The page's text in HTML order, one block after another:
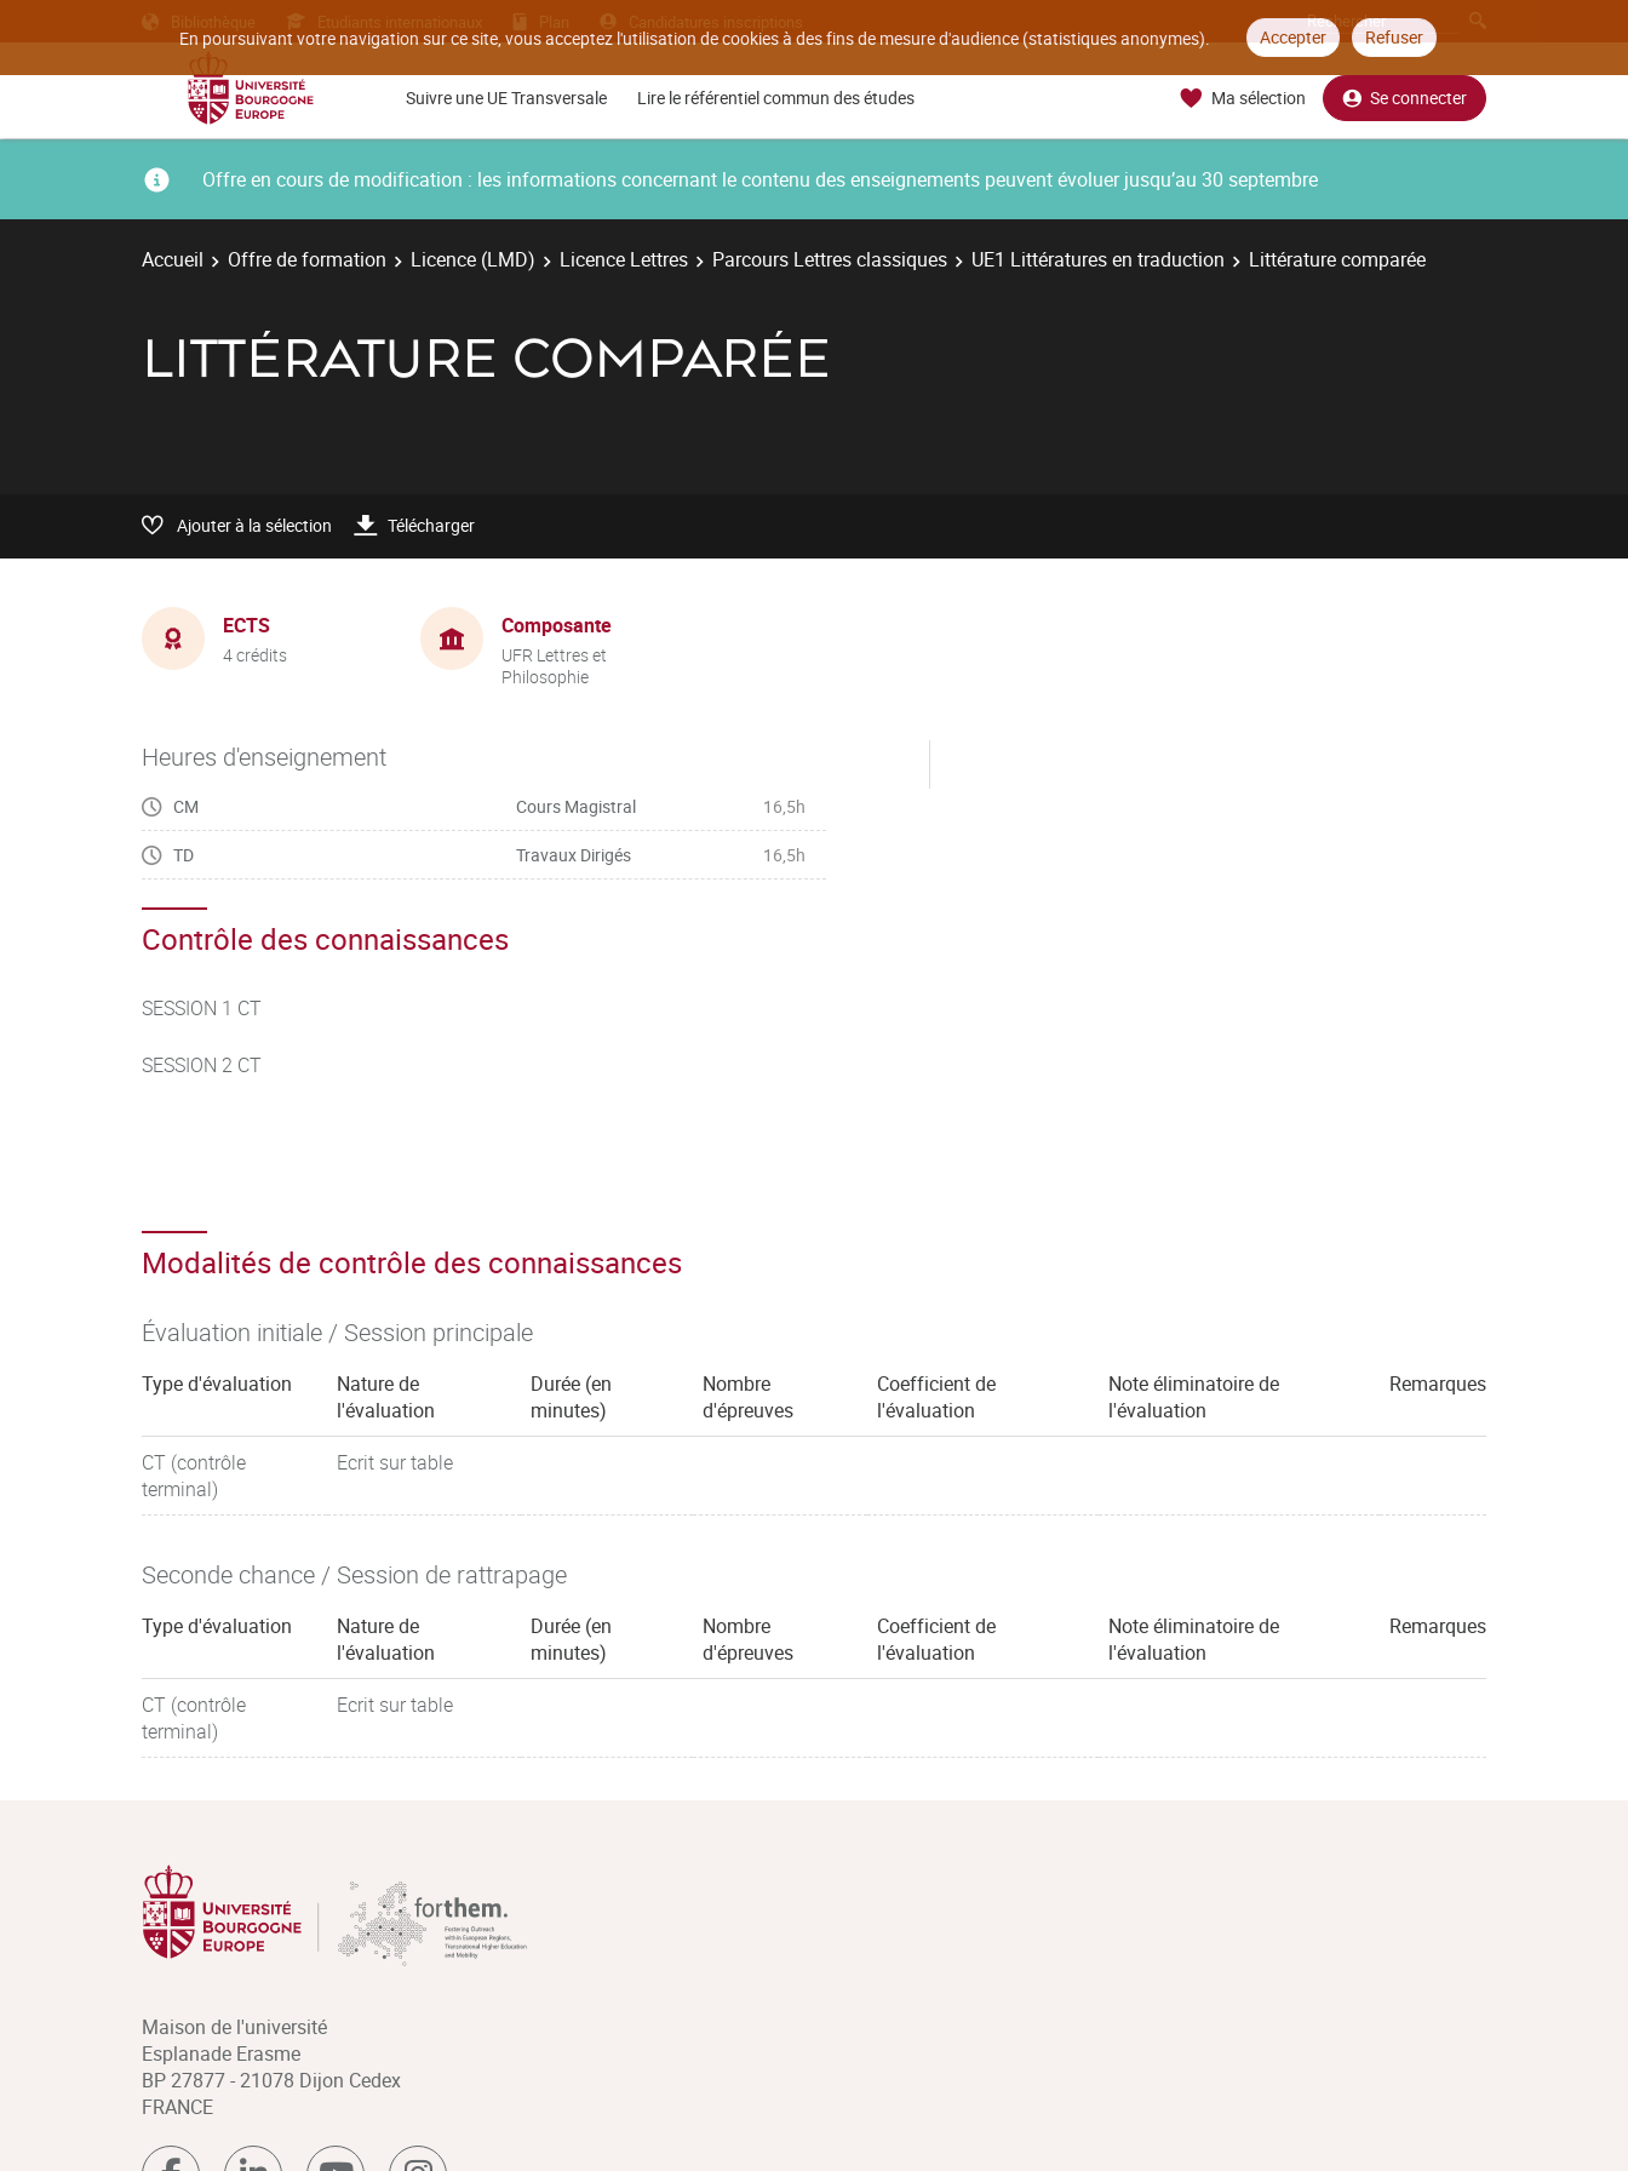
En poursuivant votre navigation sur ce site, vous acceptez l'utilisation de cookies à des fins de mesure d'audience (statistiques anonymes). Accepter Refuser
Bibliothèque Etudiants internationaux Plan Candidatures inscriptions
Suivre une UE Transversale Lire le référentiel commun des études Ma sélection Se connecter
Offre en cours de modification : les informations concernant le contenu des enseignements peuvent évoluer jusqu’au 30 septembre
Accueil Offre de formation Licence (LMD) Licence Lettres Parcours Lettres classiques UE1 Littératures en traduction Littérature comparée
LITTÉRATURE COMPARÉE
Ajouter à la sélection Télécharger
ECTS
4 crédits
Composante
UFR Lettres et
Philosophie
Heures d'enseignement
CM Cours Magistral 16,5h
TD Travaux Dirigés 16,5h
Contrôle des connaissances
SESSION 1 CT
SESSION 2 CT
Modalités de contrôle des connaissances
Évaluation initiale / Session principale
Type d'évaluation
Nature de
l'évaluation
Durée (en
minutes)
Nombre
d'épreuves
Coefficient de
l'évaluation
Note éliminatoire de
l'évaluation
Remarques
CT (contrôle
terminal)
Ecrit sur table
Seconde chance / Session de rattrapage
Type d'évaluation
Nature de
l'évaluation
Durée (en
minutes)
Nombre
d'épreuves
Coefficient de
l'évaluation
Note éliminatoire de
l'évaluation
Remarques
CT (contrôle
terminal)
Ecrit sur table
Maison de l'université
Esplanade Erasme
BP 27877 - 21078 Dijon Cedex
FRANCE